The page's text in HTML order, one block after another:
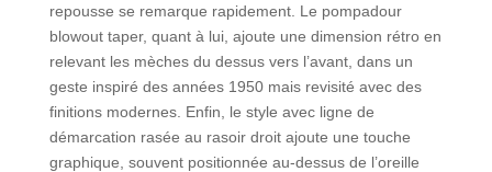
repousse se remarque rapidement. Le pompadour
blowout taper, quant à lui, ajoute une dimension rétro en
relevant les mèches du dessus vers l’avant, dans un
geste inspiré des années 1950 mais revisité avec des
finitions modernes. Enfin, le style avec ligne de
démarcation rasée au rasoir droit ajoute une touche
graphique, souvent positionnée au-dessus de l’oreille